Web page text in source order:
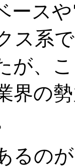
ス
ス系
が、
界の
るの